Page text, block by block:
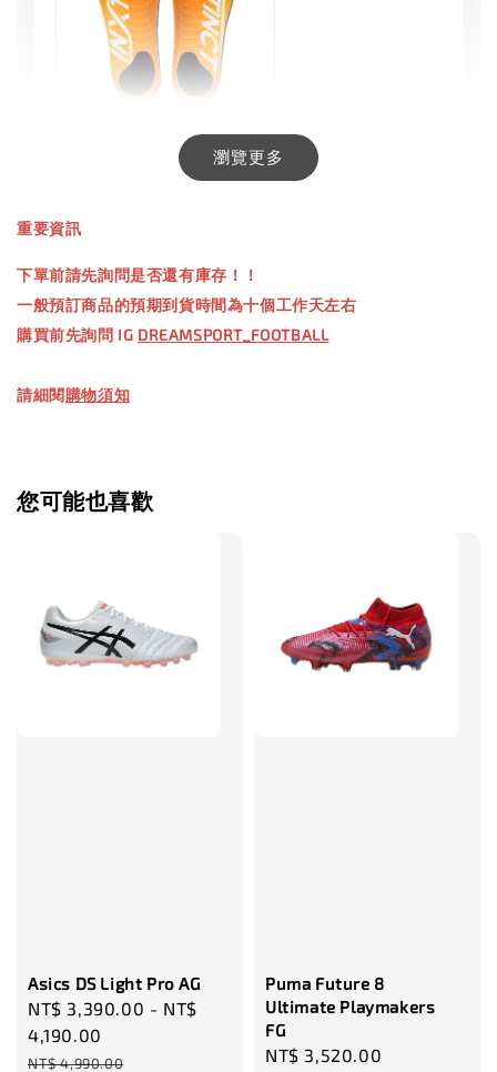
INXTINCT 生活日用鞋墊
NT$ 550.00
加入購物車
TWG 防滑襪 V2 TWG 防滑襪
TWG 防滑
瀏覽更多
重要資訊
下單前請先詢問是否還有庫存！！
一般預訂商品的預期到貨時間為十個工作天左右
購買前先詢問 IG DREAMSPORT_FOOTBALL
請細閱購物須知
您可能也喜歡
Asics DS Light Pro AG
Sale
price
NT$ 3,390.00 - NT$
4,190.00
Regular
NT$ 4,990.00
Puma Future 8
Ultimate Playmakers
FG
Sale
NT$ 3,520.00